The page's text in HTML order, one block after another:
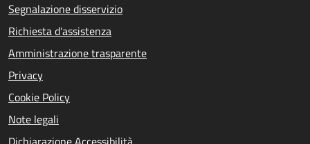
Segnalazione disservizio
Richiesta d'assistenza
Amministrazione trasparente
Privacy
Cookie Policy
Note legali